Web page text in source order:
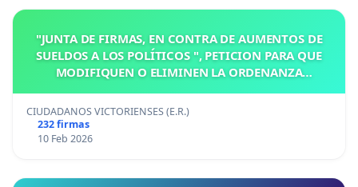
"JUNTA DE FIRMAS, EN CONTRA DE AUMENTOS DE
SUELDOS A LOS POLÍTICOS ", PETICION PARA QUE
MODIFIQUEN O ELIMINEN LA ORDENANZA
CIUDADANOS VICTORIENSES (E.R.)
232 firmas
10 Feb 2026